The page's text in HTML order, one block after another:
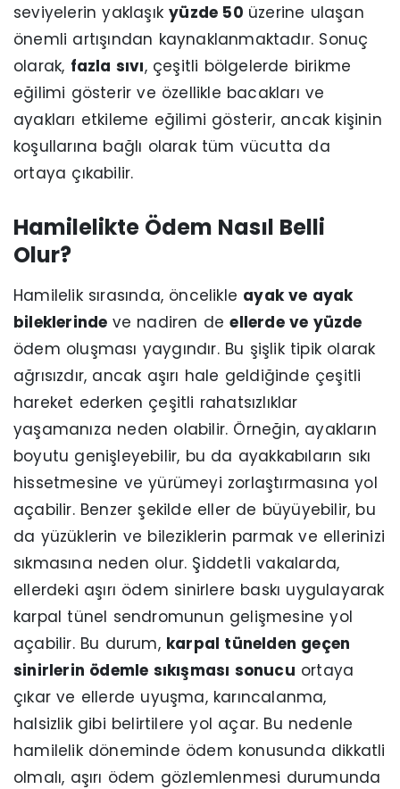
seviyelerin yaklaşıkyüzde 50 üzerine ulaşan
önemli artışından kaynaklanmaktadır. Sonuç
olarak, fazla sıvı, çeşitli bölgelerde birikme
eğilimi gösterir ve özellikle bacakları ve
ayakları etkileme eğilimi gösterir, ancak kişinin
koşullarına bağlı olarak tüm vücutta da
ortaya çıkabilir.
Hamilelikte Ödem Nasıl Belli
Olur?
Hamilelik sırasında, öncelikle ayak ve ayak
bileklerinde ve nadiren deellerde ve yüzde
ödem oluşması yaygındır. Bu şişlik tipik olarak
ağrısızdır, ancak aşırı hale geldiğinde çeşitli
hareket ederken çeşitli rahatsızlıklar
yaşamanıza neden olabilir. Örneğin, ayakların
boyutu genişleyebilir, bu da ayakkabıların sıkı
hissetmesine ve yürümeyi zorlaştırmasına yol
açabilir. Benzer şekilde eller de büyüyebilir, bu
da yüzüklerin ve bileziklerin parmak ve ellerinizi
sıkmasına neden olur. Şiddetli vakalarda,
ellerdeki aşırı ödem sinirlere baskı uygulayarak
karpal tünel sendromunun gelişmesine yol
açabilir. Bu durum, karpal tünelden geçen
sinirlerin ödemle sıkışması sonucu ortaya
çıkar ve ellerde uyuşma, karıncalanma,
halsizlik gibi belirtilere yol açar. Bu nedenle
hamilelik döneminde ödem konusunda dikkatli
olmalı, aşırı ödem gözlemlenmesi durumunda